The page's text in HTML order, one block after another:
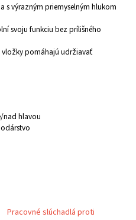
s výrazným priemyselným hlukom
svoju funkciu bez prílišného
vložky pomáhajú udržiavať
nad hlavou
Pracovné slúchadlá proti